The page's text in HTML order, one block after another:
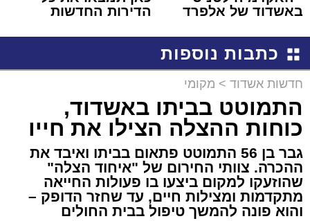
באשדוד של אלפרד
הדירות החדשות
כתבות נוספות
חדשות אשדוד > מקומי
התמוטט בביתו באשדוד,
כוחות ההצלה הצילו את חייו
גבר בן 56 התמוטט פתאום בביתו ואיבד את
ההכרה. צוותי החירום של "איחוד הצלה"
שהוזעקו למקום ביצעו בו פעולות החייאה
מתקדמות ומצילות חיים, עד שחזר הדופק –
והוא פונה להמשך טיפול בבית החולים